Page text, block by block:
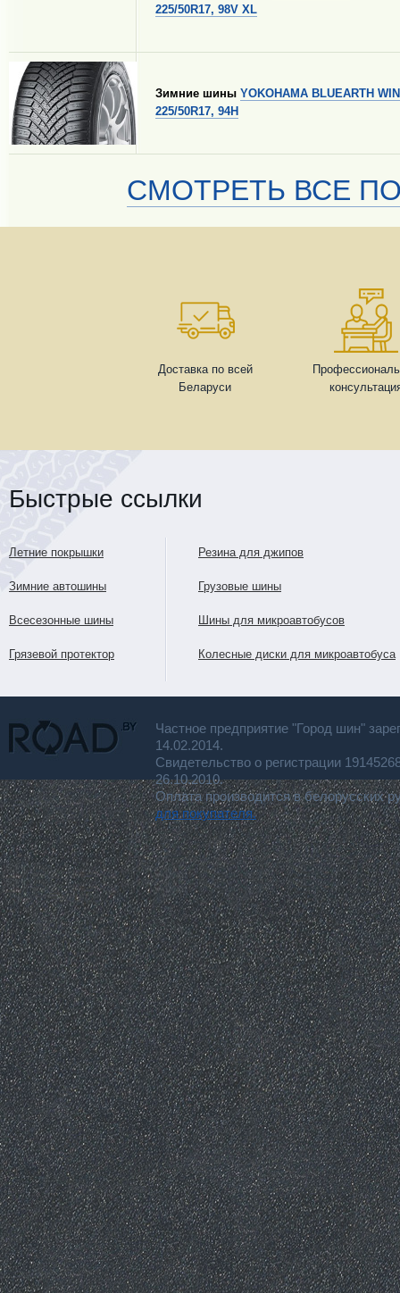
225/50R17, 98V XL
Зимние шины YOKOHAMA BLUEARTH
225/50R17, 94H
СМОТРЕТЬ ВСЕ
Доставка по всей
Беларуси
Быстрые ссылки
Летние покрышки
Зимние автошины
Всесезонные шины
Грязевой протектор
Резина для джипов
Грузовые шины
Шины для микроавтобусов
Колесные диски для микроавтобуса
Частное предприятие "Город шин"
14.02.2014.
Свидетельство о регистрации
26.10.2010.
Оплата производится в белорусских
для покупателя.